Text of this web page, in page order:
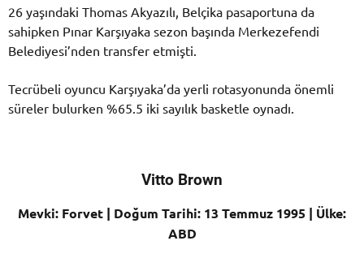
26 yaşındaki Thomas Akyazılı, Belçika pasaportuna da
sahipken Pınar Karşıyaka sezon başında Merkezefendi
Belediyesi’nden transfer etmişti.
Tecrübeli oyuncu Karşıyaka’da yerli rotasyonunda önemli
süreler bulurken %65.5 iki sayılık basketle oynadı.
Vitto Brown
Mevki: Forvet | Doğum Tarihi: 13 Temmuz 1995 | Ülke:
ABD